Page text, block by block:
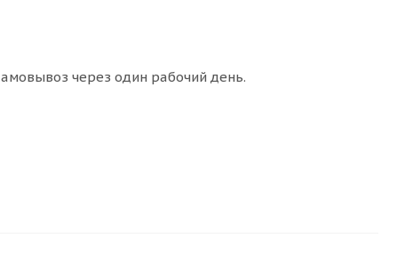
через один рабочий день.